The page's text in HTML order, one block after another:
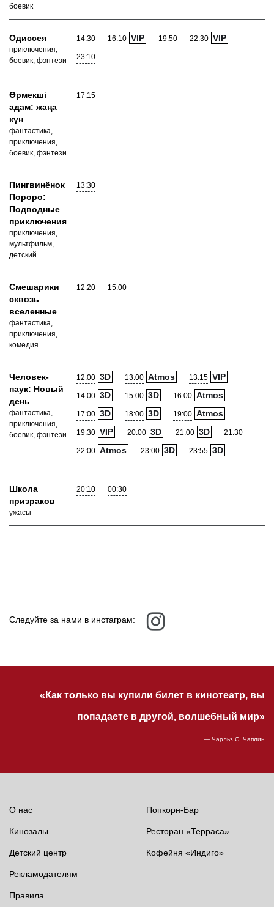
боевик
Одиссея
приключения,
боевик, фэнтези
14:30 16:10 VIP 19:50 22:30 VIP
23:10
Өрмекші
адам: жаңа
күн
фантастика,
приключения,
боевик, фэнтези
17:15
Пингвинёнок
Пороро:
Подводные
приключения
приключения,
мультфильм,
детский
13:30
Смешарики
сквозь
вселенные
фантастика,
приключения,
комедия
12:20 15:00
Человек-
паук: Новый
день
фантастика,
приключения,
боевик, фэнтези
12:00 3D 13:00 Atmos 13:15 VIP
14:00 3D 15:00 3D 16:00 Atmos
17:00 3D 18:00 3D 19:00 Atmos
19:30 VIP 20:00 3D 21:00 3D 21:30
22:00 Atmos 23:00 3D 23:55 3D
Школа
призраков
ужасы
20:10 00:30
Следуйте за нами в инстаграм:
«Как только вы купили билет в кинотеатр, вы
попадаете в другой, волшебный мир»
— Чарльз С. Чаплин
О нас
Кинозалы
Детский центр
Попкорн-Бар
Ресторан «Терраса»
Кофейня «Индиго»
Рекламодателям
Правила